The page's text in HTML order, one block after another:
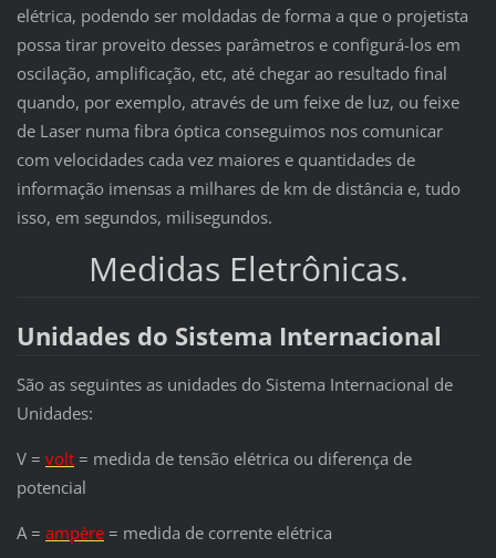
elétrica, podendo ser moldadas de forma a que o projetista
possa tirar proveito desses parâmetros e configurá-los em
oscilação, amplificação, etc, até chegar ao resultado final
quando, por exemplo, através de um feixe de luz, ou feixe
de Laser numa fibra óptica conseguimos nos comunicar
com velocidades cada vez maiores e quantidades de
informação imensas a milhares de km de distância e, tudo
isso, em segundos, milisegundos.
Medidas Eletrônicas.
Unidades do Sistema Internacional
São as seguintes as unidades do Sistema Internacional de
Unidades:
V = volt= medida de tensão elétrica ou diferença de
potencial
A = ampère= medida de corrente elétrica